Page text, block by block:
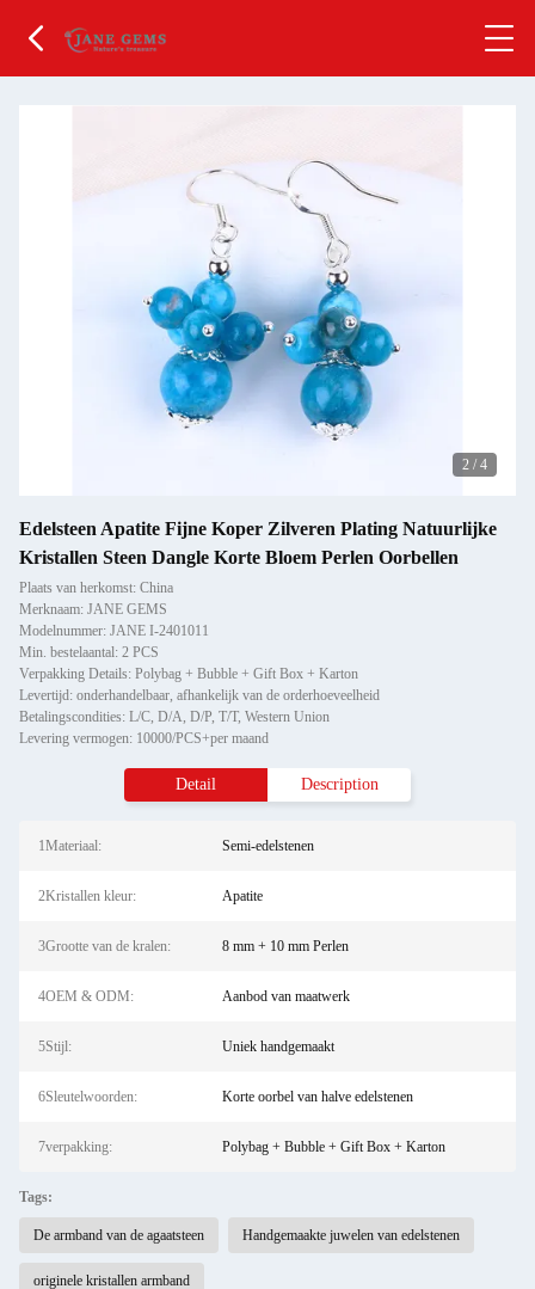
2 / 4
Edelsteen Apatite Fijne Koper Zilveren Plating Natuurlijke
Kristallen Steen Dangle Korte Bloem Perlen Oorbellen
Plaats van herkomst: China
Merknaam: JANE GEMS
Modelnummer: JANE I-2401011
Min. bestelaantal: 2 PCS
Verpakking Details: Polybag + Bubble + Gift Box + Karton
Levertijd: onderhandelbaar, afhankelijk van de orderhoeveelheid
Betalingscondities: L/C, D/A, D/P, T/T, Western Union
Levering vermogen: 10000/PCS+per maand
Detail Description
1Materiaal: Semi-edelstenen
2Kristallen kleur: Apatite
3Grootte van de kralen: 8 mm + 10 mm Perlen
4OEM & ODM: Aanbod van maatwerk
5Stijl: Uniek handgemaakt
6Sleutelwoorden: Korte oorbel van halve edelstenen
7verpakking: Polybag + Bubble + Gift Box + Karton
Tags:
De armband van de agaatsteen Handgemaakte juwelen van edelstenen
originele kristallen armband